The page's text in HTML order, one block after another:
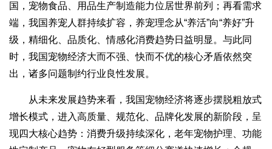
国，宠物食品、用品生产制造能力位居世界前列；再看需求
端，我国养宠人群持续扩容，养宠理念从“养活”向“养好”升
级，精细化、品质化、情感化消费趋势日益明显。与此同
时，我国宠物经济大而不强、快而不优的核心矛盾依然突
出，诸多问题制约行业良性发展。
从未来发展趋势来看，我国宠物经济将逐步摆脱粗放式
增长模式，进入高质量、规范化、品牌化发展的新阶段，呈
现四大核心趋势：消费升级持续深化，老年宠物护理、功能